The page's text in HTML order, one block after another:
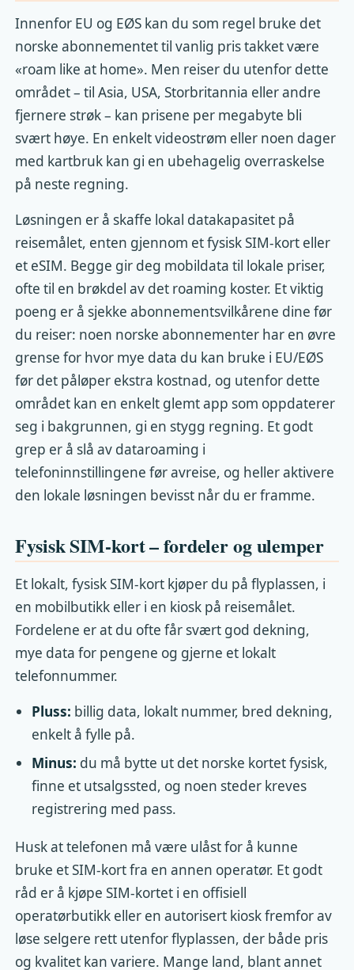
Innenfor EU og EØS kan du som regel bruke det
norske abonnementet til vanlig pris takket være
«roam like at home». Men reiser du utenfor dette
området – til Asia, USA, Storbritannia eller andre
fjernere strøk – kan prisene per megabyte bli
svært høye. En enkelt videostrøm eller noen dager
med kartbruk kan gi en ubehagelig overraskelse
på neste regning.
Løsningen er å skaffe lokal datakapasitet på
reisemålet, enten gjennom et fysisk SIM-kort eller
et eSIM. Begge gir deg mobildata til lokale priser,
ofte til en brøkdel av det roaming koster. Et viktig
poeng er å sjekke abonnementsvilkårene dine før
du reiser: noen norske abonnementer har en øvre
grense for hvor mye data du kan bruke i EU/EØS
før det påløper ekstra kostnad, og utenfor dette
området kan en enkelt glemt app som oppdaterer
seg i bakgrunnen, gi en stygg regning. Et godt
grep er å slå av dataroaming i
telefoninnstillingene før avreise, og heller aktivere
den lokale løsningen bevisst når du er framme.
Fysisk SIM-kort – fordeler og ulemper
Et lokalt, fysisk SIM-kort kjøper du på flyplassen, i
en mobilbutikk eller i en kiosk på reisemålet.
Fordelene er at du ofte får svært god dekning,
mye data for pengene og gjerne et lokalt
telefonnummer.
Pluss: billig data, lokalt nummer, bred dekning,
enkelt å fylle på.
Minus: du må bytte ut det norske kortet fysisk,
finne et utsalgssted, og noen steder kreves
registrering med pass.
Husk at telefonen må være ulåst for å kunne
bruke et SIM-kort fra en annen operatør. Et godt
råd er å kjøpe SIM-kortet i en offisiell
operatørbutikk eller en autorisert kiosk fremfor av
løse selgere rett utenfor flyplassen, der både pris
og kvalitet kan variere. Mange land, blant annet